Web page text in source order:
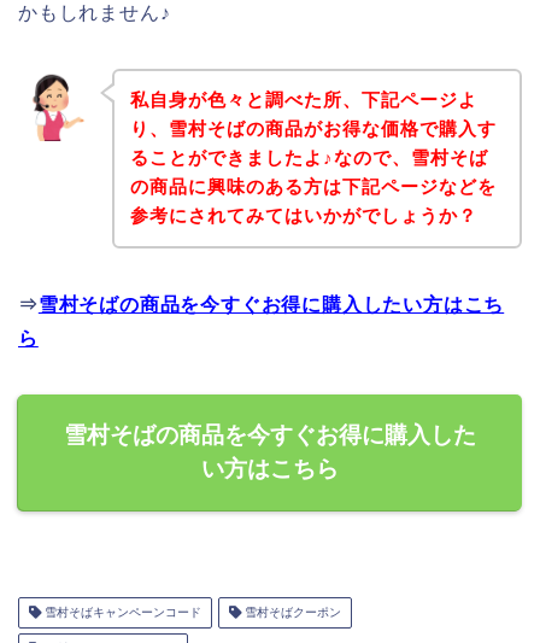
かもしれません♪
私自身が色々と調べた所、下記ページよ
り、雪村そばの商品がお得な価格で購入す
ることができましたよ♪なので、雪村そば
の商品に興味のある方は下記ページなどを
参考にされてみてはいかがでしょうか？
⇒雪村そばの商品を今すぐお得に購入したい方はこち
ら
雪村そばの商品を今すぐお得に購入した
い方はこちら
雪村そばキャンペーンコード 雪村そばクーポン